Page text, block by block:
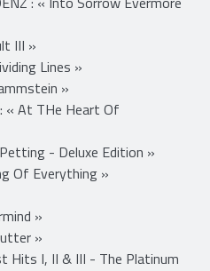
III »
Lines »
»
« At THe Heart Of
- Deluxe Edition »
Of Everything »
»
»
Hits I, II & III - The Platinum